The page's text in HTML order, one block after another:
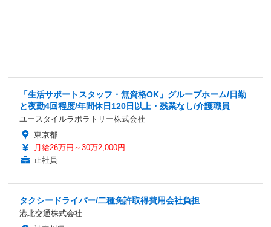
「生活サポートスタッフ・無資格OK」グループホーム/日勤
と夜勤4回程度/年間休日120日以上・残業なし/介護職員
ユースタイルラボラトリー株式会社
東京都
月給26万円～30万2,000円
正社員
タクシードライバー/二種免許取得費用会社負担
港北交通株式会社